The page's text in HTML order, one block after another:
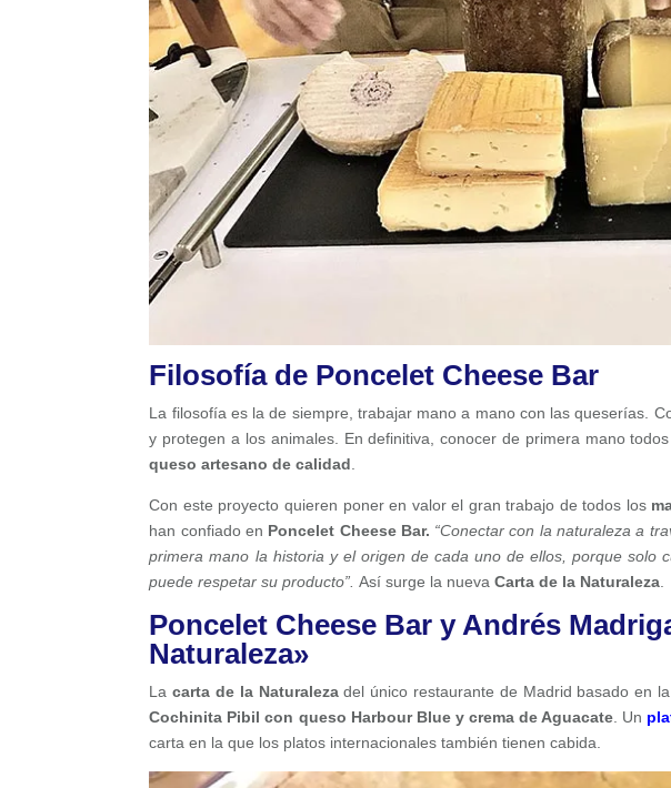
Filosofía de Poncelet Cheese Bar
La filosofía es la de siempre, trabajar mano a mano con las queserías.
y protegen a los animales. En definitiva, conocer de primera mano
queso artesano de calidad.
Con este proyecto quieren poner en valor el gran trabajo de todos los
han confiado en Poncelet Cheese Bar. “Conectar con la naturaleza a
primera mano la historia y el origen de cada uno de ellos, porque solo
puede respetar su producto”.Así surge la nuevaCarta de la Naturaleza.
Poncelet Cheese Bar y Andrés
Naturaleza»
Lacarta de la Naturalezadel único restaurante de Madrid basado en
Cochinita Pibil con queso Harbour Blue y crema de Aguacate. Un
carta en la que los platos internacionales también tienen cabida.